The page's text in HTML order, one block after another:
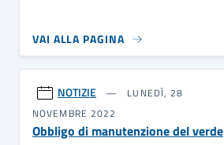
VAI ALLA PAGINA
NOTIZIE
LUNEDÌ, 28
NOVEMBRE 2022
Obbligo di manutenzione del verde